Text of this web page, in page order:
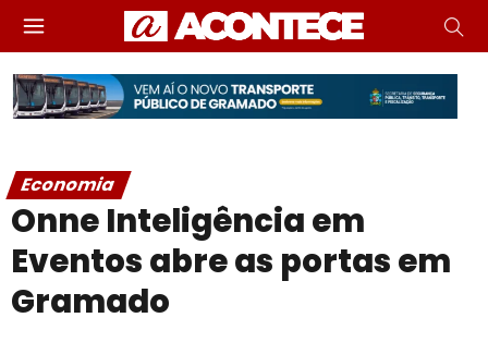
Economia
Onne Inteligência em
Eventos abre as portas em
Gramado